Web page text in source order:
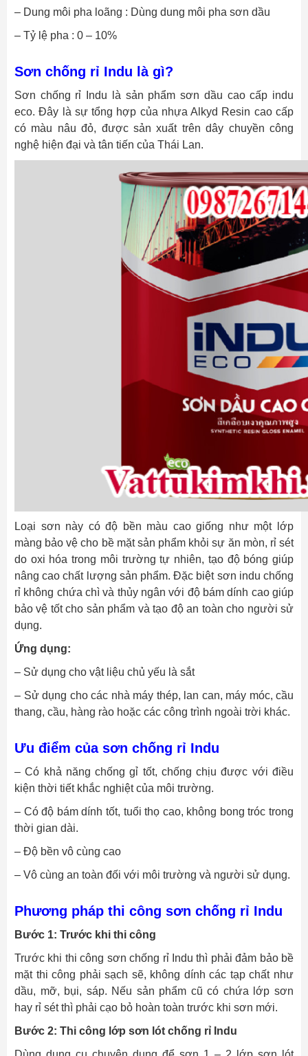
– Dung môi pha loãng : Dùng dung môi pha sơn dầu
– Tỷ lệ pha : 0 – 10%
Sơn chống rỉ Indu là gì?
Sơn chống rỉ Indu là sản phẩmsơn dầu cao cấp indu
eco. Đây l à sự tổng hợp của nhựa Alkyd Resin cao cấp
có màu nâu đỏ, được sản xuất trên dây chuyền công
nghệ hiện đại và tân tiến của Thái Lan.
Loại sơn này có độ bền màu cao giống như một lớp
màng bảo vệ cho bề mặt sản phẩm khỏi sự ăn mòn, rỉ sét
do oxi hóa trong môi trường tự nhiên, tạo độ bóng giúp
nâng cao chất lượng sản phẩm. Đặc biệt sơn indu chống
rỉ không chứa chì và thủy ngân với độ bám dính cao giúp
bảo vệ tốt cho sản phẩm và tạo độ an toàn cho người sử
dụng.
Ứng dụng:
– Sử dụng cho vật liệu chủ yếu là sắt
– Sử dụng cho các nhà máy thép, lan can, máy móc, cầu
thang, cầu, hàng rào hoặc các công trình ngoài trời khác.
Ưu điểm của sơn chống rỉ Indu
– Có khả năng chống gỉ tốt, chống chịu được với điều
kiện thời tiết khắc nghiệt của môi trường.
– Có độ bám dính tốt, tuổi thọ cao, không bong tróc trong
thời gian dài.
– Độ bền vô cùng cao
– Vô cùng an toàn đối với môi trường và người sử dụng.
Phương pháp thi công sơn chống rỉ Indu
Bước 1: Trước khi thi công
Trước khi thi công sơn chống rỉ Indu thì phải đảm bảo bề
mặt thi công phải sạch sẽ, không dính các tạp chất như
dầu, mỡ, bụi, sáp. Nếu sản phẩm cũ có chứa lớp sơn
hay rỉ sét thì phải cạo bỏ hoàn toàn trước khi sơn mới.
Bước 2: Thi công lớp sơn lót chống rỉ Indu